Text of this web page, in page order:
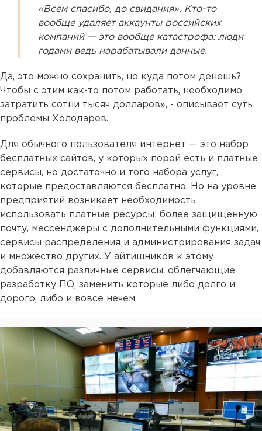
«Всем спасибо, до свидания». Кто-то
вообще удаляет аккаунты российских
компаний — это вообще катастрофа: люди
годами ведь нарабатывали данные.
Да, это можно сохранить, но куда потом денешь?
Чтобы с этим как-то потом работать, необходимо
затратить сотни тысяч долларов», - описывает суть
проблемы Холодарев.
Для обычного пользователя интернет — это набор
бесплатных сайтов, у которых порой есть и платные
сервисы, но достаточно и того набора услуг,
которые предоставляются бесплатно. Но на уровне
предприятий возникает необходимость
использовать платные ресурсы: более защищенную
почту, мессенджеры с дополнительными функциями,
сервисы распределения и администрирования задач
и множество других. У айтишников к этому
добавляются различные сервисы, облегчающие
разработку ПО, заменить которые либо долго и
дорого, либо и вовсе нечем.